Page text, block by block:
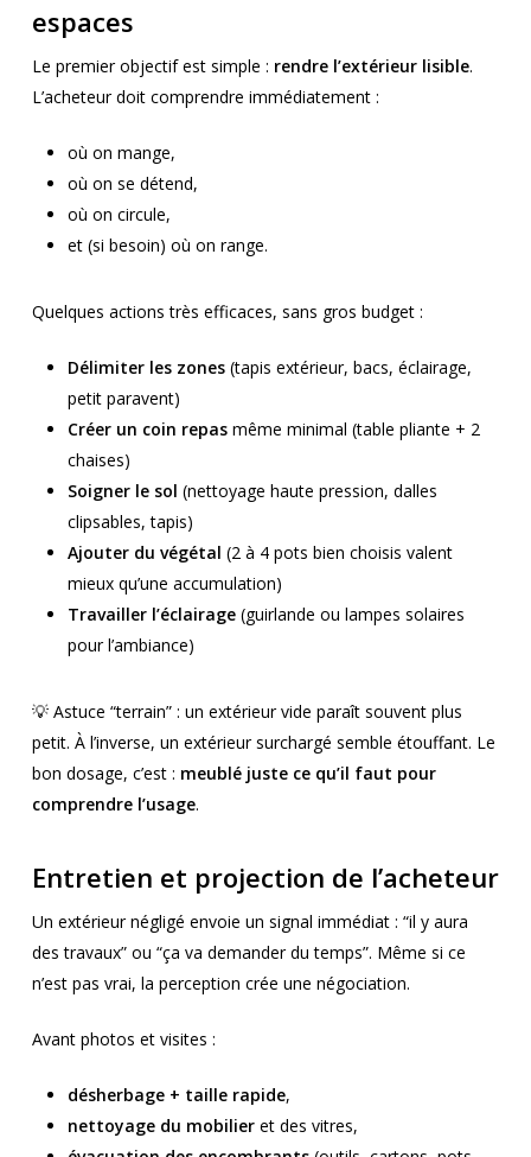
espaces
Le premier objectif est simple : rendre l’extérieur lisible.
L’acheteur doit comprendre immédiatement :
où on mange,
où on se détend,
où on circule,
et (si besoin) où on range.
Quelques actions très efficaces, sans gros budget :
Délimiter les zones(tapis extérieur, bacs, éclairage,
petit paravent)
Créer un coin repasmême minimal (table pliante + 2
chaises)
Soigner le sol (nettoyage haute pression, dalles
clipsables, tapis)
Ajouter du végétal (2 à 4 pots bien choisis valent
mieux qu’une accumulation)
Travailler l’éclairage(guirlande ou lampes solaires
pour l’ambiance)
💡 Astuce “terrain” : un extérieur vide paraît souvent plus
petit. À l’inverse, un extérieur surchargé semble étouffant. Le
bon dosage, c’est : meublé juste ce qu’il faut pour
comprendre l’usage.
Entretien et projection de l’acheteur
Un extérieur négligé envoie un signal immédiat : “il y aura
des travaux” ou “ça va demander du temps”. Même si ce
n’est pas vrai, la perception crée une négociation.
Avant photos et visites :
désherbage + taille rapide,
nettoyage du mobilieret des vitres,